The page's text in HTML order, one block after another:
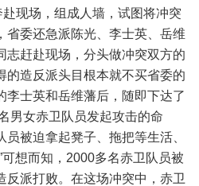
现场，组成人墙，试图将冲突
省委还急派陈光、李士英、岳维
志赶赴现场，分头做冲突双方的
的造反派头目根本就不买省委的
李士英和岳维藩后，随即下达了
男女赤卫队员发起攻击的命
被迫拿起凳子、拖把等生活、
想而知，2000多名赤卫队员被
反派打败。在这场冲突中，赤卫